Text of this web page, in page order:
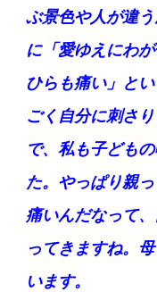
ぶ景色や人が違
に「愛ゆえにわ
ひらも痛い」と
ごく自分に刺さ
で、私も子ども
た。やっぱり親
痛いんだなって
ってきますね。
います。